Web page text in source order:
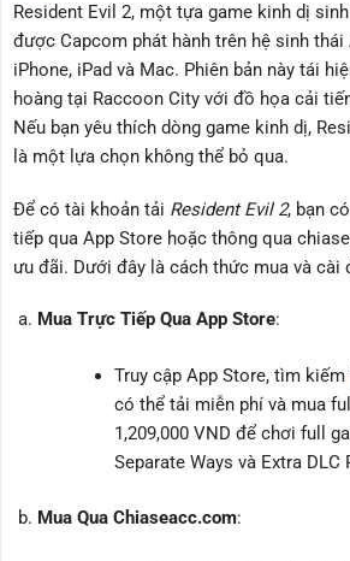
Resident Evil 2, một tựa game kinh dị
được Capcom phát hành trên hệ sinh thái
iPhone, iPad và Mac. Phiên bản này tái
hoàng tại Raccoon City với đồ họa cải
Nếu bạn yêu thích dòng game kinh dị,
là một lựa chọn không thể bỏ qua.
Để có tài khoản tải Resident Evil 2, bạn
tiếp qua App Store hoặc thông qua
ưu đãi. Dưới đây là cách thức mua và cài
Mua Trực Tiếp Qua App Store:
Truy cập App Store, tìm kiếm
có thể tải miễn phí và mua
1,209,000 VND để chơi full
Separate Ways và Extra DLC
Mua Qua Chiaseacc.com: